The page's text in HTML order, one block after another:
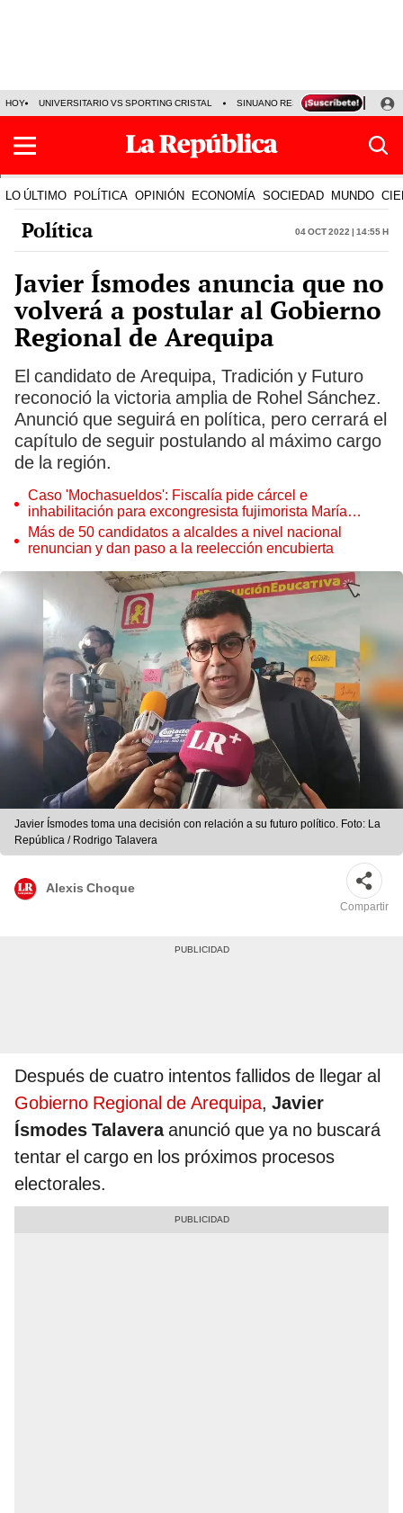
HOY UNIVERSITARIO VS SPORTING CRISTAL SINUANO RESULTADOS HOY
LO ÚLTIMO POLÍTICA OPINIÓN ECONOMÍA SOCIEDAD MUNDO
Política 04 Oct 2022 | 14:55 h
Javier Ísmodes anuncia que no
volverá a postular al Gobierno
Regional de Arequipa
El candidato de Arequipa, Tradición y Futuro
reconoció la victoria amplia de Rohel Sánchez.
Anunció que seguirá en política, pero cerrará el
capítulo de seguir postulando al máximo cargo
de la región.
Caso 'Mochasueldos': Fiscalía pide cárcel e
inhabilitación para excongresista fujimorista María
Cordero Jon Tay
Más de 50 candidatos a alcaldes a nivel nacional
renuncian y dan paso a la reelección encubierta
Javier Ísmodes toma una decisión con relación a su futuro político. Foto: La
República / Rodrigo Talavera
Alexis Choque
Compartir
Después de cuatro intentos fallidos de llegar al
Gobierno Regional de Arequipa, Javier
Ísmodes Talaveraanunció que ya no buscará
tentar el cargo en los próximos procesos
electorales.